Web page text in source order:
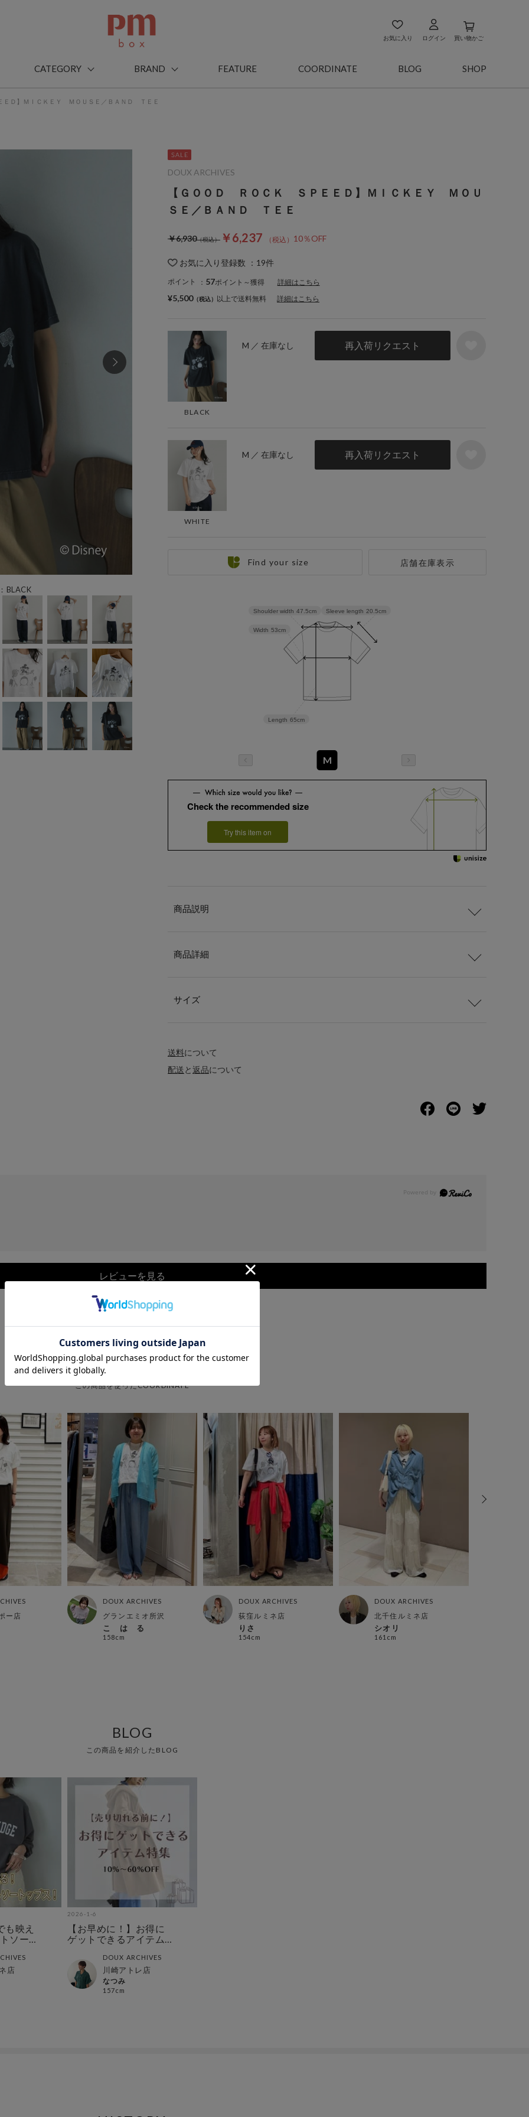
お気に入り ログイン 買い物かご
CATEGORY BRAND FEATURE COORDINATE BLOG SHOP
Ｄ】ＭＩＣＫＥＹ ＭＯＵＳＥ／ＢＡＮＤ ＴＥＥ
BLACK
【ＧＯＯＤ ＲＯＣＫ ＳＰＥＥＤ】ＭＩＣＫＥＹ ＭＯＵ
ＳＥ／ＢＡＮＤ ＴＥＥ
￥6,237 10％OFF
￥6,930
お気に入り登録数 ： 19件
ポイント ： 57ポイント～獲得 詳細はこちら
BLACK
M ／ 在庫なし 再入荷リクエスト
WHITE
M ／ 在庫なし 再入荷リクエスト
店舗在庫表示
DOUX ARCHIVES
¥5,500 以上で送料無料 詳細はこちら
Find your size
Sleeve length 20.5cm
Length 65cm
Width 53cm
Shoulder width 47.5cm
M
Check the recommended size
Try this item on
商品説明
商品詳細
サイズ
送料について
配送と返品について
レビューを見る
COORDINATE
この商品を使ったCOORDINATE
ー店
DOUX ARCHIVES
グランエミオ所沢
こ は る
158cm
DOUX ARCHIVES
荻窪ルミネ店
りさ
154cm
DOUX ARCHIVES
北千住ルミネ店
シオリ
161cm
BLOG
この商品を紹介したBLOG
も映え
ソー
店
2026-1-6
【お早めに！】お得に
ゲットできるアイテム
DOUX ARCHIVES
川崎アトレ店
なつみ
157cm